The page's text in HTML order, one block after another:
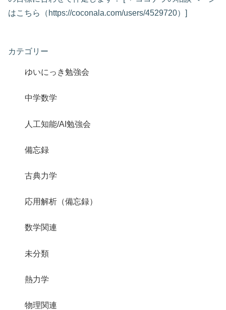
はこちら（https://coconala.com/users/4529720）]
カテゴリー
ゆいにっき勉強会
中学数学
人工知能/AI勉強会
備忘録
古典力学
応用解析（備忘録）
数学関連
未分類
熱力学
物理関連